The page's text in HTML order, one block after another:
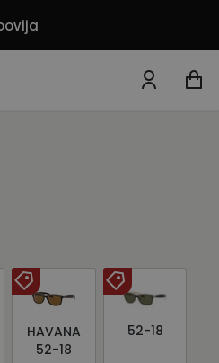
HAVANA
52-18
52-18